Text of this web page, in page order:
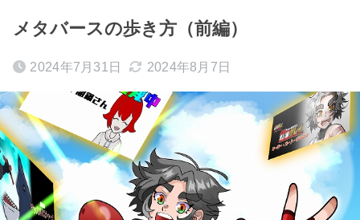
メタバースの歩き方（前編）
2024年7月31日 2024年8月7日